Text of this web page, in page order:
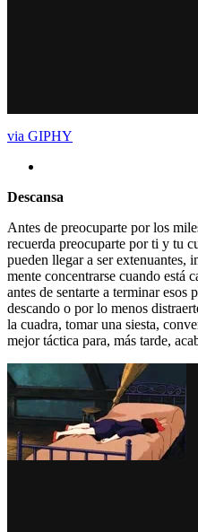
via GIPHY
Descansa
Antes de preocuparte por los
recuerda preocuparte por ti y tu
pueden llegar a ser extenuantes,
mente concentrarse cuando está
antes de sentarte a terminar esos
descando o por lo menos
la cuadra, tomar una siesta,
mejor táctica para, más tarde,